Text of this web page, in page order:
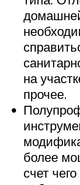
на
прочее.
более
счет